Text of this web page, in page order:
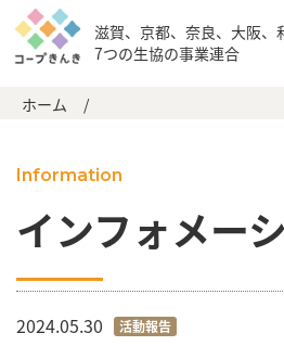
滋賀、京都、奈良、大阪、
7つの生協の事業連合
ホーム /
Information
インフォメー
2024.05.30 活動報告